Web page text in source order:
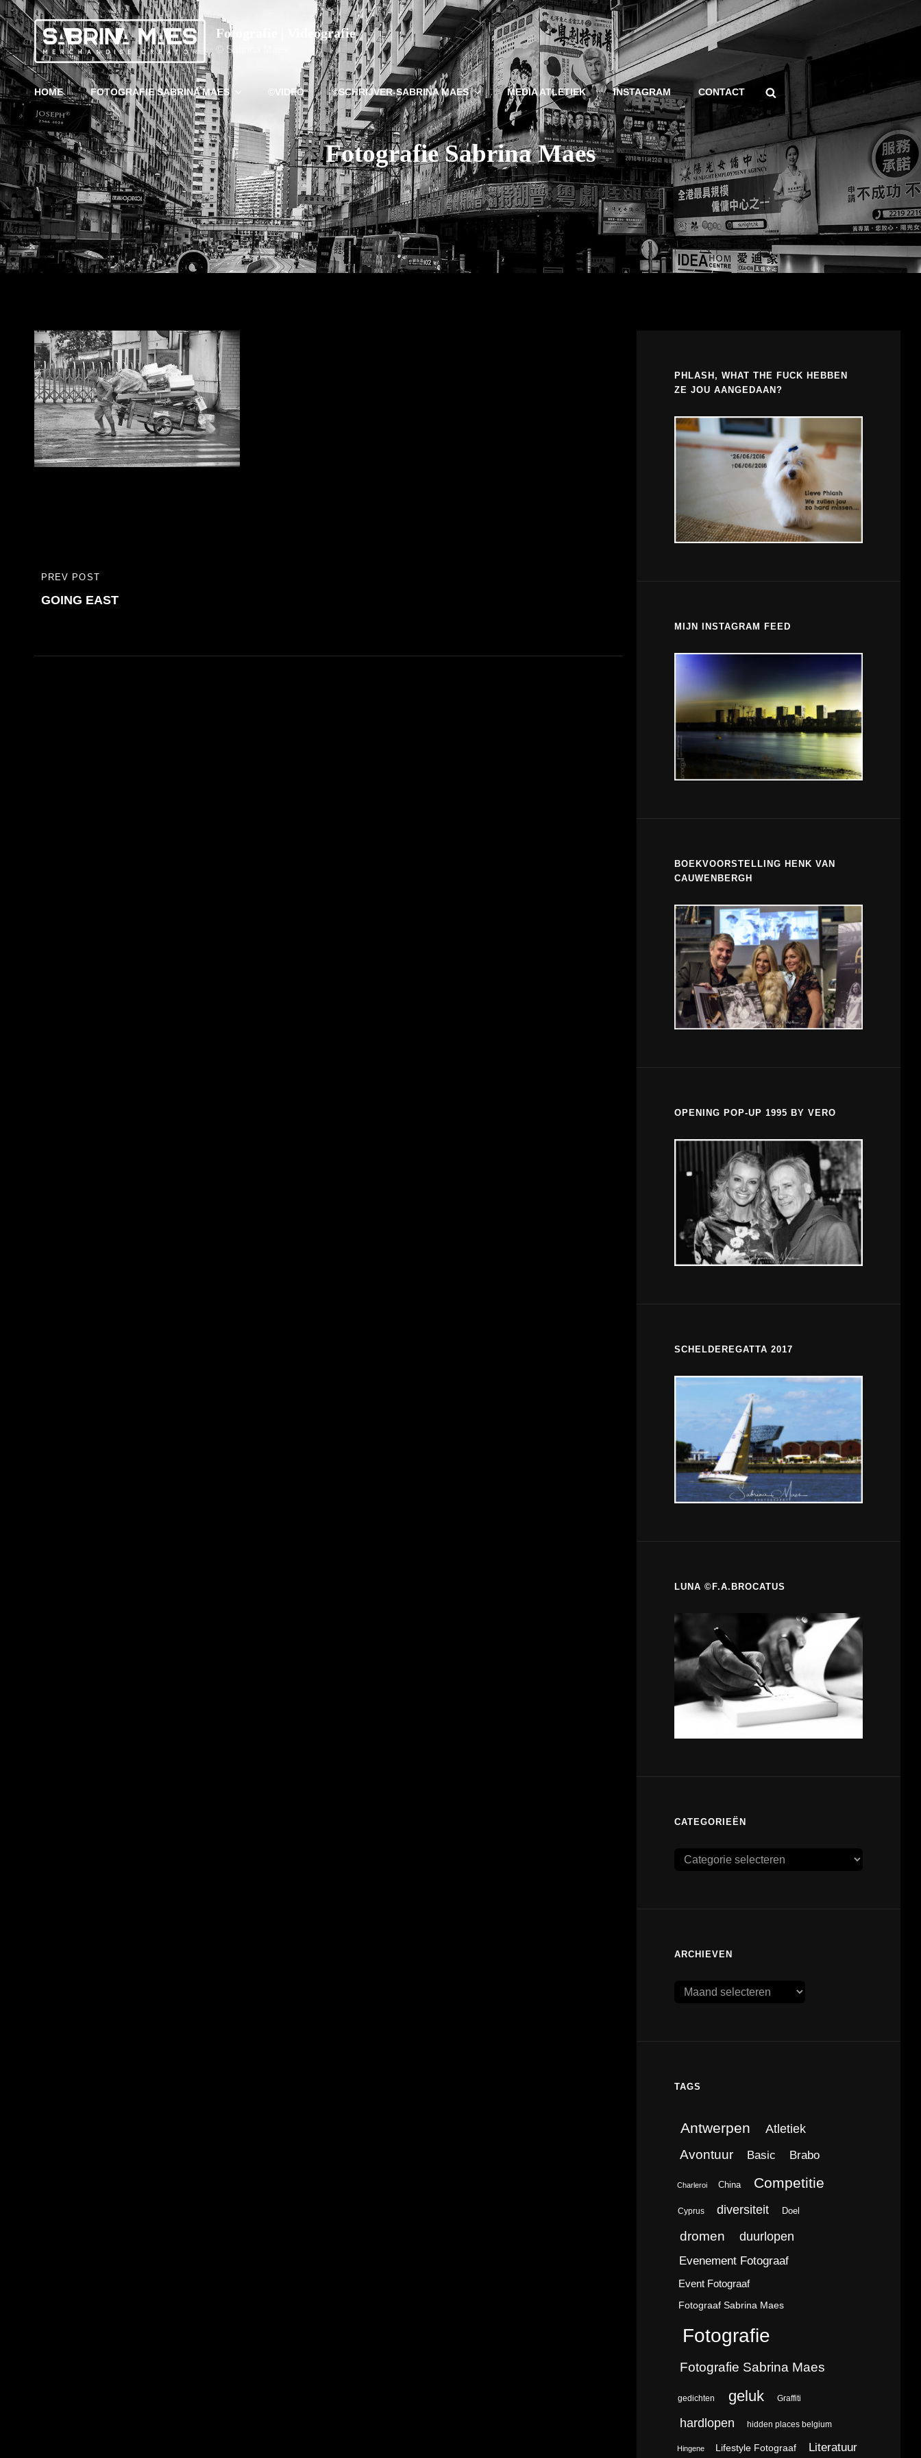
Fotografie | Videografie
© Sabrina Maes
HOME FOTOGRAFIE SABRINA MAES ©VIDEO ©SCHRIJVER-SABRINA MAES MEDIA ATLETIEK INSTAGRAM CONTACT Search
Fotografie Sabrina Maes
Bericht
navigatie
PREVIOUS
POST
PREV POST
GOING EAST
PHLASH, WHAT THE FUCK HEBBEN
ZE JOU AANGEDAAN?
MIJN INSTAGRAM FEED
BOEKVOORSTELLING HENK VAN
CAUWENBERGH
OPENING POP-UP 1995 BY VERO
SCHELDEREGATTA 2017
LUNA ©F.A.BROCATUS
CATEGORIEËN
Categorieën
ARCHIEVEN
Archieven
TAGS
Antwerpen Atletiek
Avontuur Basic Brabo
Charleroi China Competitie
Cyprus diversiteit Doel
dromen duurlopen
Evenement Fotograaf
Event Fotograaf
Fotograaf Sabrina Maes
Fotografie
Fotografie Sabrina Maes
gedichten geluk Graffiti
hardlopen hidden places belgium
Hingene Lifestyle Fotograaf Literatuur